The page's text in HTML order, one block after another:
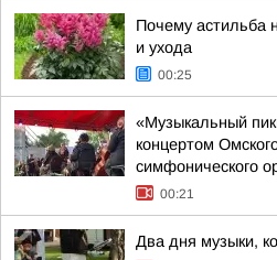
Почему астильба
и ухода
00:25
«Музыкальный
концертом
симфонического
00:21
Два дня музыки,